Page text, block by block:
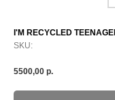
I'M RECYCLED
SKU:
5500,00 р.